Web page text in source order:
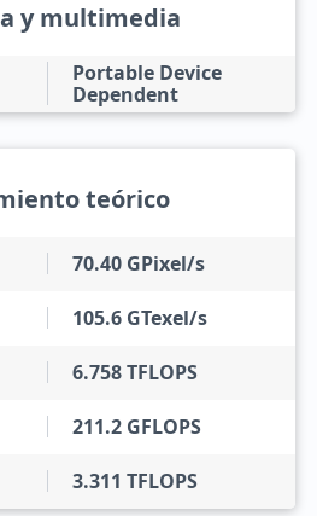
y multimedia
Portable Device
Dependent
teórico
70.40 GPixel/s
105.6 GTexel/s
6.758 TFLOPS
211.2 GFLOPS
3.311 TFLOPS